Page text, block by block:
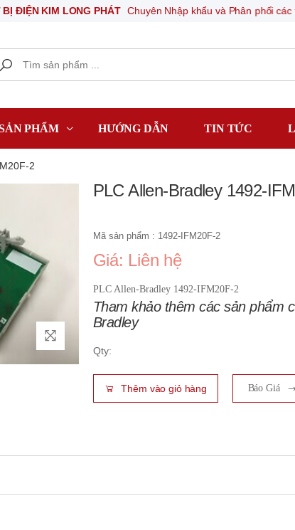
KIM LONG PHÁT Chuyên Nhập khẩu và Phân phối các thiết bị
PHẨM HƯỚNG DẪN TIN TỨC
2
PLC Allen-Bradley 1492-
Mã sản phẩm : 1492-IFM20F-2
Giá: Liên hệ
PLC Allen-Bradley 1492-IFM20F-2
Tham khảo thêm các sản phẩm
Bradley
Qty:
Thêm vào giỏ hàng Báo Giá